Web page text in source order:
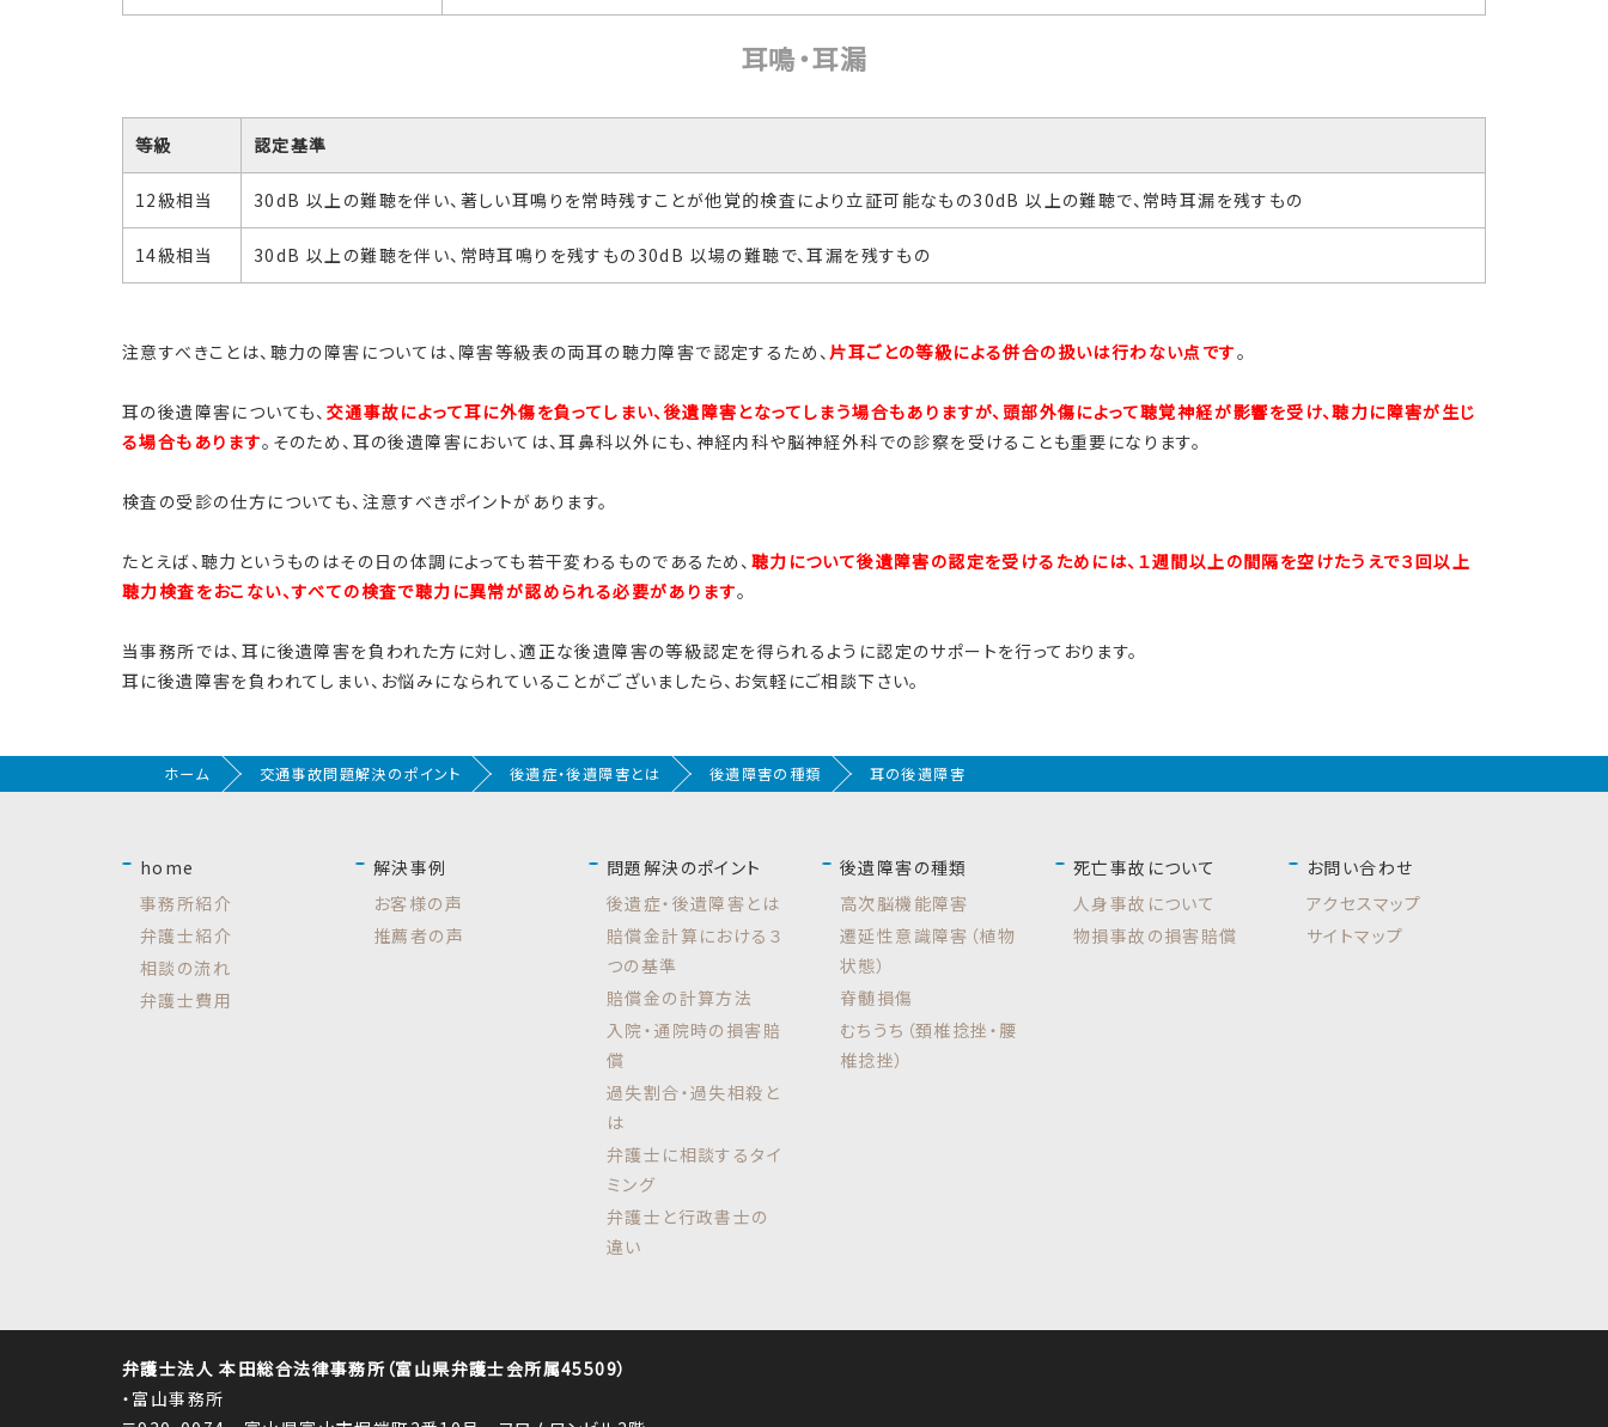
耳鳴・耳漏
等級 認定基準
12級相当 30dB 以上の難聴を伴い、著しい耳鳴りを常時残すことが他覚的検査により立証可能なもの30dB 以上の難聴で、常時耳漏を残すもの
14級相当 30dB 以上の難聴を伴い、常時耳鳴りを残すもの30dB 以場の難聴で、耳漏を残すもの
注意すべきことは、聴力の障害については、障害等級表の両耳の聴力障害で認定するため、 片耳ごとの等級による併合の扱いは行わない点です。
耳の後遺障害についても、 交通事故によって耳に外傷を負ってしまい、後遺障害となってしまう場合もありますが、頭部外傷によって聴覚神経が影響を受け、聴力に障害が生じ
る場合もあります。そのため、耳の後遺障害においては、耳鼻科以外にも、神経内科や脳神経外科での診察を受けることも重要になります。
検査の受診の仕方についても、注意すべきポイントがあります。
たとえば、聴力というものはその日の体調によっても若干変わるものであるため、 聴力について後遺障害の認定を受けるためには、１週間以上の間隔を空けたうえで３回以上
聴力検査をおこない、すべての検査で聴力に異常が認められる必要があります。
当事務所では、耳に後遺障害を負われた方に対し、適正な後遺障害の等級認定を得られるように認定のサポートを行っております。
耳に後遺障害を負われてしまい、お悩みになられていることがございましたら、お気軽にご相談下さい。
ホーム 交通事故問題解決のポイント 後遺症・後遺障害とは 後遺障害の種類 耳の後遺障害
home
事務所紹介
弁護士紹介
相談の流れ
弁護士費用
解決事例
お客様の声
推薦者の声
問題解決のポイント
後遺症・後遺障害とは
賠償金計算における３
つの基準
賠償金の計算方法
入院・通院時の損害賠
償
過失割合・過失相殺と
は
弁護士に相談するタイ
ミング
弁護士と行政書士の
違い
後遺障害の種類
高次脳機能障害
遷延性意識障害（植物
状態）
脊髄損傷
むちうち（頚椎捻挫・腰
椎捻挫）
死亡事故について
人身事故について
物損事故の損害賠償
お問い合わせ
アクセスマップ
サイトマップ
弁護士法人 本田総合法律事務所（富山県弁護士会所属45509）
・富山事務所